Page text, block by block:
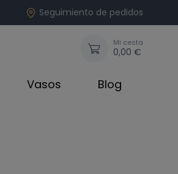
Seguimiento de pedidos
Mi cesta
0,00 €
Vasos Blog